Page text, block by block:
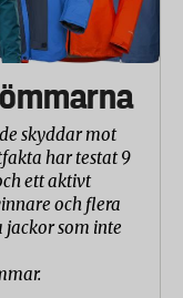
skyddar mot
har testat 9
ett aktivt
och flera
jackor som inte